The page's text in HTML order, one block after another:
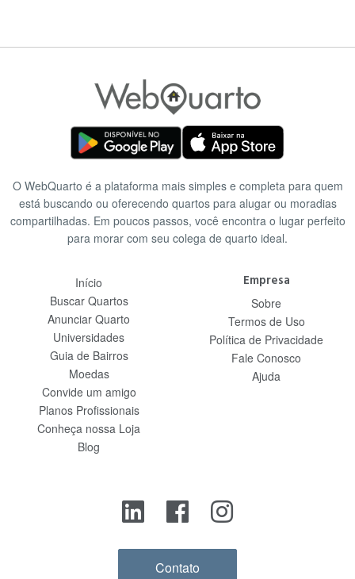
O WebQuarto é a plataforma mais simples e completa para quem
está buscando ou oferecendo quartos para alugar ou moradias
compartilhadas. Em poucos passos, você encontra o lugar perfeito
para morar com seu colega de quarto ideal.
Início
Buscar Quartos
Anunciar Quarto
Universidades
Guia de Bairros
Moedas
Convide um amigo
Planos Profissionais
Conheça nossa Loja
Blog
Empresa
Sobre
Termos de Uso
Política de Privacidade
Fale Conosco
Ajuda
Contato